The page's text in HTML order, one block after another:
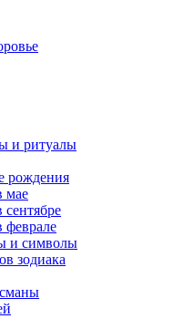
и ритуалы
рождения
мае
сентябре
феврале
и символы
зодиака